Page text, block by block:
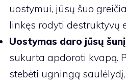
uostymui, jūsų šuo
linkęs rodyti destruktyvų
Uostymas daro jūsų
sukurta apdoroti kvapą.
stebėti ugningą